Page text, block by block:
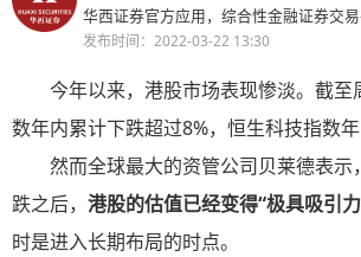
华西证券官方应用，综合性金融证券交易
发布时间：2022-03-22 13:30
今年以来，港股市场表现惨淡。截至
数年内累计下跌超过8%，恒生科技指数年
然而全球最大的资管公司贝莱德表示
跌之后， 港股的估值已经变得“极具吸引力
时是进入长期布局的时点。